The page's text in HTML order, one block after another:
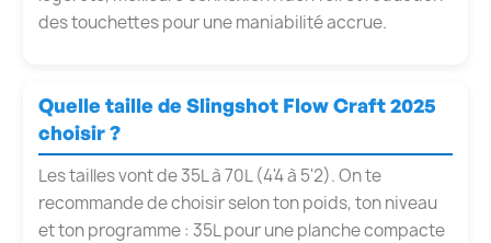
des touchettes pour une maniabilité accrue.
Quelle taille de Slingshot Flow Craft 2025
choisir ?
Les tailles vont de 35L à 70L (4'4 à 5'2). On te
recommande de choisir selon ton poids, ton niveau
et ton programme : 35L pour une planche compacte